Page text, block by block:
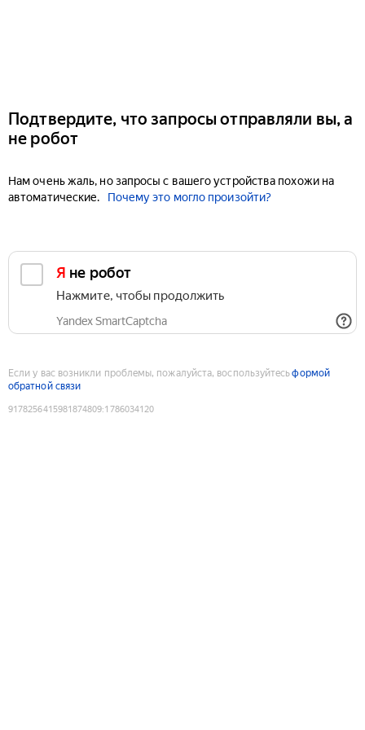
Подтвердите, что запросы отправляли вы, а
не робот
Нам очень жаль, но запросы с вашего устройства похожи на
автоматические.
Почему это могло произойти?
Я не робот
Нажмите, чтобы продолжить
Yandex SmartCaptcha
Если у вас возникли проблемы, пожалуйста, воспользуйтесьформой
обратной связи
9178256415981874809:1786034120